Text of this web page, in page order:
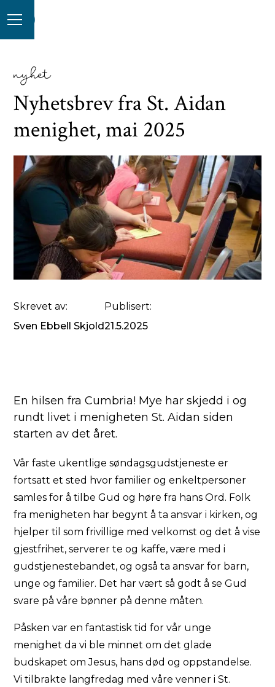
nyhet
Nyhetsbrev fra St. Aidan
menighet, mai 2025
Skrevet av:
Sven Ebbell Skjold
Publisert:
21.5.2025
En hilsen fra Cumbria! Mye har skjedd i og
rundt livet i menigheten St. Aidan siden
starten av det året.
Vår faste ukentlige søndagsgudstjeneste er
fortsatt et sted hvor familier og enkeltpersoner
samles for å tilbe Gud og høre fra hans Ord. Folk
fra menigheten har begynt å ta ansvar i kirken, og
hjelper til som frivillige med velkomst og det å vise
gjestfrihet, serverer te og kaffe, være med i
gudstjenestebandet, og også ta ansvar for barn,
unge og familier. Det har vært så godt å se Gud
svare på våre bønner på denne måten.
Påsken var en fantastisk tid for vår unge
menighet da vi ble minnet om det glade
budskapet om Jesus, hans død og oppstandelse.
Vi tilbrakte langfredag ​​med våre venner i St.